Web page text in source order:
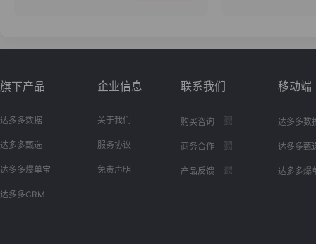
旗下产品
达多多数据
达多多甄选
达多多爆单宝
达多多CRM
企业信息
关于我们
服务协议
免责声明
联系我们
购买咨询
商务合作
产品反馈
移动端
达多多数
达多多甄
达多多爆